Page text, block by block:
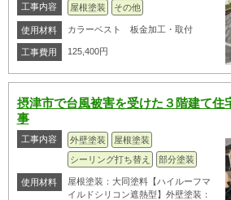
工事内容 屋根塗装 その他
使用材料 カラーベスト 板金加工・取付
工事費用 125,400円
摂津市で台風被害を受けた３階建て住
事
工事内容 外壁塗装
屋根塗装
シーリング打ち替え
部分塗装
使用材料
屋根塗装：大同塗料【ハイルーフマ
イルドシリコン遮熱型】外壁塗装：